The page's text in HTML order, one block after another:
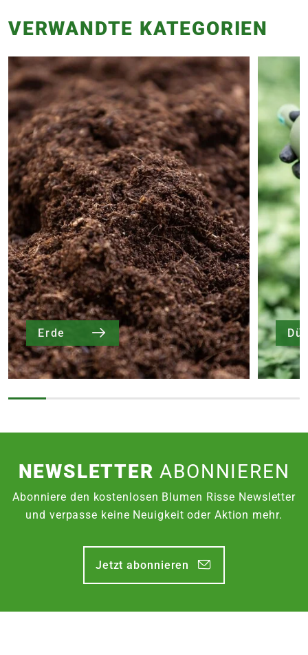
VERWANDTE KATEGORIEN
Erde
NEWSLETTERABONNIEREN
Abonniere den kostenlosen Blumen Risse Newsletter
und verpasse keine Neuigkeit oder Aktion mehr.
Jetzt abonnieren